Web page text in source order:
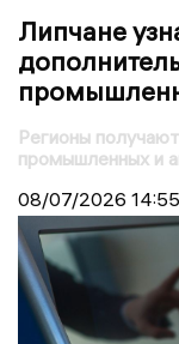
Липчане
Регионы
промышленных и
08/07/2026 14:55